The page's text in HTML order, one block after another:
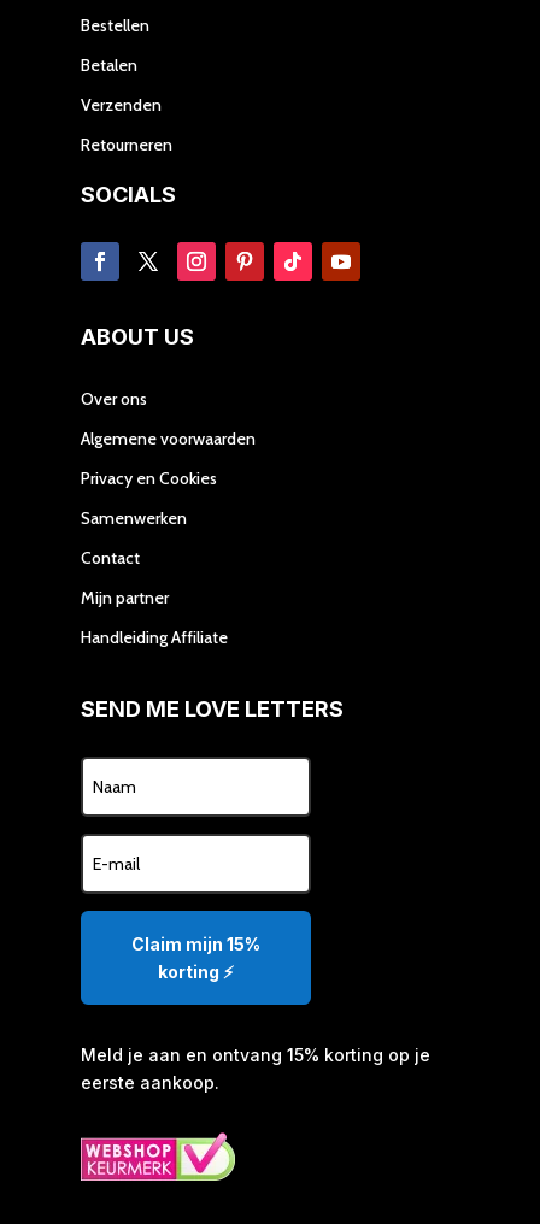
Bestellen
Betalen
Verzenden
Retourneren
SOCIALS
ABOUT US
Over ons
Algemene voorwaarden
Privacy en Cookies
Samenwerken
Contact
Mijn partner
Handleiding Affiliate
SEND ME LOVE LETTERS
Claim mijn 15%
korting ⚡️
Meld je aan en ontvang 15% korting op je
eerste aankoop.